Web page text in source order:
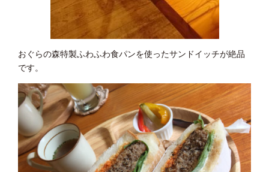
おぐらの森特製ふわふわ食パンを使ったサンドイッチが絶品
です。